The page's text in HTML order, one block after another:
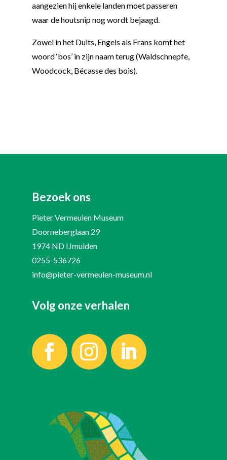
aangezien hij enkele landen moet passeren
waar de houtsnip nog wordt bejaagd.
Zowel in het Duits, Engels als Frans komt het
woord ‘bos’ in zijn naam terug (Waldschnepfe,
Woodcock, Bécasse des bois).
Bezoek ons
Pieter Vermeulen Museum
Doorneberglaan 29
1974 ND IJmuiden
0255-536726
info@pieter-vermeulen-museum.nl
Volg onze verhalen